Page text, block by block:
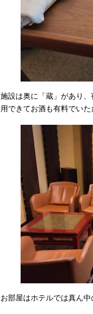
施設は奥に「蔵」があり
用できてお酒も有料でいた
お部屋はホテルでは真ん